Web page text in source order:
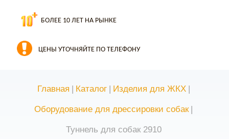
БОЛЕЕ 10 ЛЕТ НА РЫНКЕ
ЦЕНЫ УТОЧНЯЙТЕ ПО ТЕЛЕФОНУ
Главная | Каталог | Изделия для ЖКХ |
Оборудование для дрессировки собак |
Туннель для собак 2910